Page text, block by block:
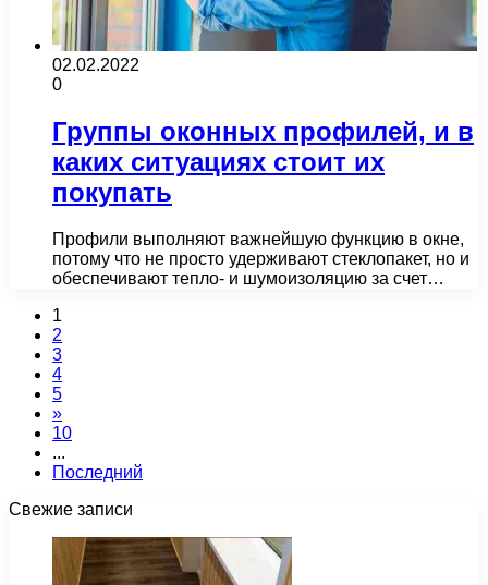
02.02.2022
0
Группы оконных профилей, и в
каких ситуациях стоит их
покупать
Профили выполняют важнейшую функцию в окне,
потому что не просто удерживают стеклопакет, но и
обеспечивают тепло- и шумоизоляцию за счет…
1
2
3
4
5
»
10
...
Последний
Свежие записи